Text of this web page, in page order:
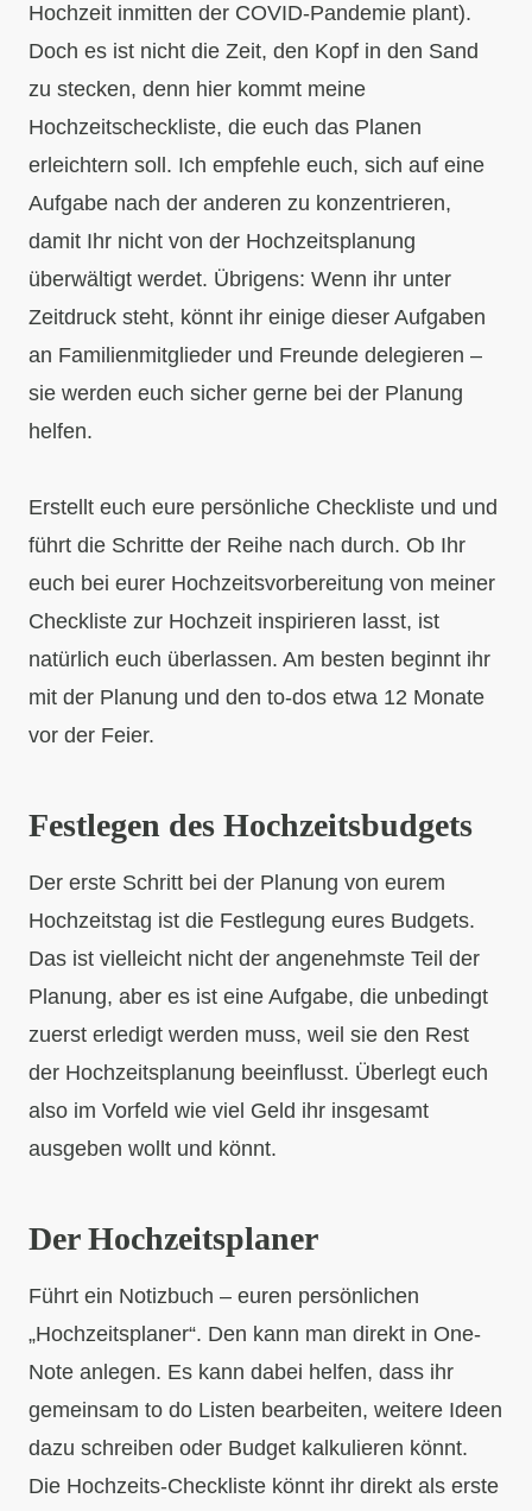
Hochzeit inmitten der COVID-Pandemie plant).
Doch es ist nicht die Zeit, den Kopf in den Sand
zu stecken, denn hier kommt meine
Hochzeitscheckliste, die euch das Planen
erleichtern soll. Ich empfehle euch, sich auf eine
Aufgabe nach der anderen zu konzentrieren,
damit Ihr nicht von der Hochzeitsplanung
überwältigt werdet. Übrigens: Wenn ihr unter
Zeitdruck steht, könnt ihr einige dieser Aufgaben
an Familienmitglieder und Freunde delegieren –
sie werden euch sicher gerne bei der Planung
helfen.
Erstellt euch eure persönliche Checkliste und und
führt die Schritte der Reihe nach durch. Ob Ihr
euch bei eurer Hochzeitsvorbereitung von meiner
Checkliste zur Hochzeit inspirieren lasst, ist
natürlich euch überlassen. Am besten beginnt ihr
mit der Planung und den to-dos etwa 12 Monate
vor der Feier.
Festlegen des Hochzeitsbudgets
Der erste Schritt bei der Planung von eurem
Hochzeitstag ist die Festlegung eures Budgets.
Das ist vielleicht nicht der angenehmste Teil der
Planung, aber es ist eine Aufgabe, die unbedingt
zuerst erledigt werden muss, weil sie den Rest
der Hochzeitsplanung beeinflusst. Überlegt euch
also im Vorfeld wie viel Geld ihr insgesamt
ausgeben wollt und könnt.
Der Hochzeitsplaner
Führt ein Notizbuch – euren persönlichen
„Hochzeitsplaner“. Den kann man direkt in One-
Note anlegen. Es kann dabei helfen, dass ihr
gemeinsam to do Listen bearbeiten, weitere Ideen
dazu schreiben oder Budget kalkulieren könnt.
Die Hochzeits-Checkliste könnt ihr direkt als erste